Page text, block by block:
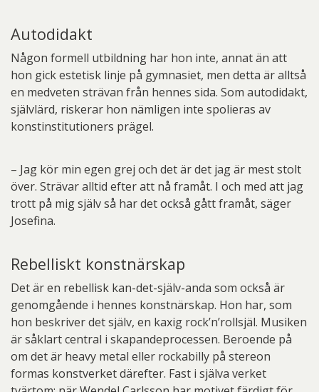
Autodidakt
Någon formell utbildning har hon inte, annat än att
hon gick estetisk linje på gymnasiet, men detta är alltså
en medveten strävan från hennes sida. Som autodidakt,
självlärd, riskerar hon nämligen inte spolieras av
konstinstitutioners prägel.
– Jag kör min egen grej och det är det jag är mest stolt
över. Strävar alltid efter att nå framåt. I och med att jag
trott på mig själv så har det också gått framåt, säger
Josefina.
Rebelliskt konstnärskap
Det är en rebellisk kan-det-själv-anda som också är
genomgående i hennes konstnärskap. Hon har, som
hon beskriver det själv, en kaxig rock’n’rollsjäl. Musiken
är såklart central i skapandeprocessen. Beroende på
om det är heavy metal eller rockabilly på stereon
formas konstverket därefter. Fast i själva verket